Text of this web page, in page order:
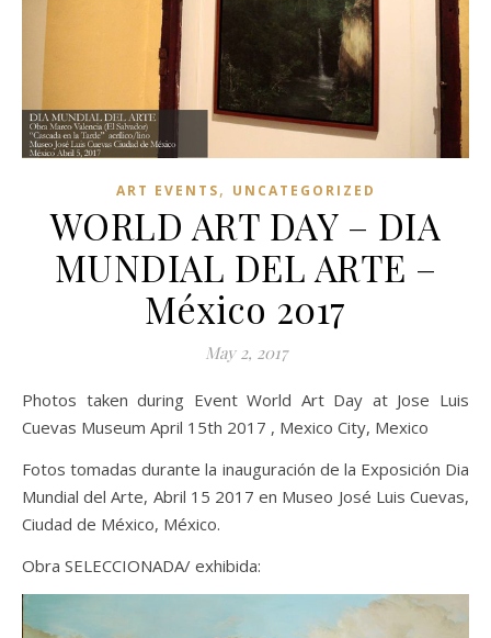
ART EVENTS, UNCATEGORIZED
WORLD ART DAY – DIA
MUNDIAL DEL ARTE –
México 2017
May 2, 2017
Photos taken during Event World Art Day at Jose Luis
Cuevas Museum April 15th 2017 , Mexico City, Mexico
Fotos tomadas durante la inauguración de la Exposición Dia
Mundial del Arte, Abril 15 2017 en Museo José Luis Cuevas,
Ciudad de México, México.
Obra SELECCIONADA/ exhibida: